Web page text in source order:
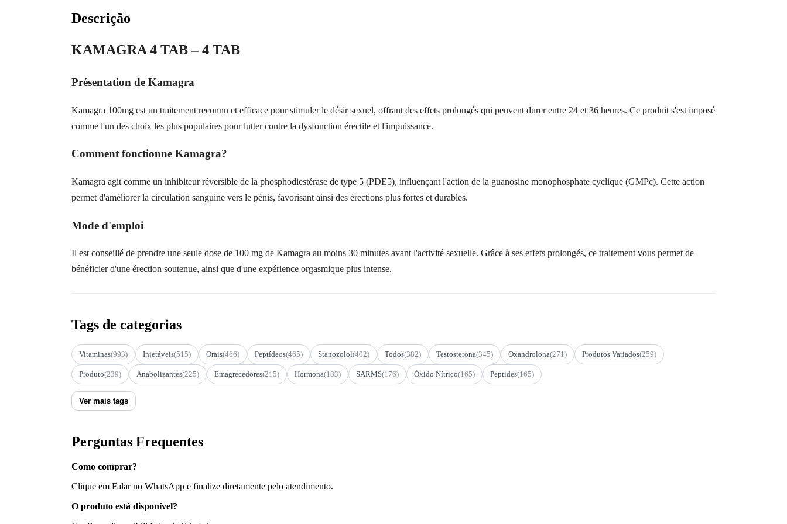
Descrição
KAMAGRA 4 TAB – 4 TAB
Présentation de Kamagra
Kamagra 100mg est un traitement reconnu et efficace pour stimuler le désir sexuel, offrant des effets prolongés qui peuvent durer entre 24 et 36 heures. Ce produit s'est imposé
comme l'un des choix les plus populaires pour lutter contre la dysfonction érectile et l'impuissance.
Comment fonctionne Kamagra?
Kamagra agit comme un inhibiteur réversible de la phosphodiestérase de type 5 (PDE5), influençant l'action de la guanosine monophosphate cyclique (GMPc). Cette action
permet d'améliorer la circulation sanguine vers le pénis, favorisant ainsi des érections plus fortes et durables.
Mode d'emploi
Il est conseillé de prendre une seule dose de 100 mg de Kamagra au moins 30 minutes avant l'activité sexuelle. Grâce à ses effets prolongés, ce traitement vous permet de
bénéficier d'une érection soutenue, ainsi que d'une expérience orgasmique plus intense.
Tags de categorias
Vitaminas(993) Injetáveis(515) Orais(466) Peptídeos(465) Stanozolol(402) Todos(382) Testosterona(345) Oxandrolona(271) Produtos Variados(259)
Produto(239) Anabolizantes(225) Emagrecedores(215) Hormona(183) SARMS(176) Óxido Nítrico(165) Peptides(165)
Ver mais tags
Perguntas Frequentes
Como comprar?
Clique em Falar no WhatsApp e finalize diretamente pelo atendimento.
O produto está disponível?